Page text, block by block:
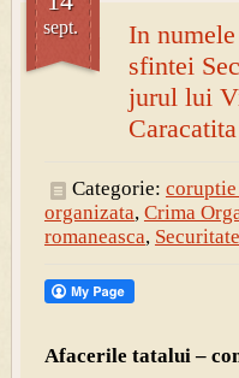
In
sfintei
jurul lui
sept.
Categorie:
organizata, Crima
romaneasca,
Afacerile tatalui –